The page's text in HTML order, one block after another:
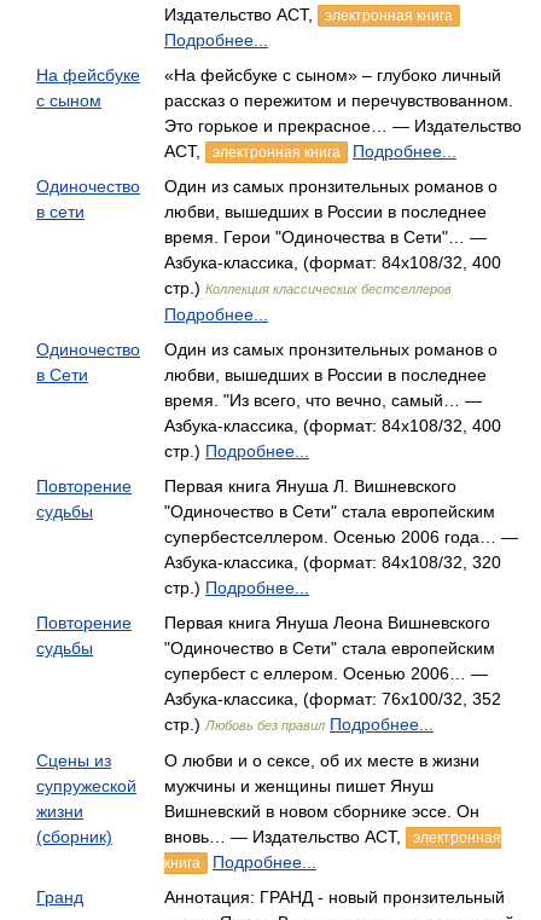
Издательство АСТ,
электронная книга
Подробнее...
На фейсбуке
с сыном
«На фейсбуке с сыном» – глубоко личный
рассказ о пережитом и перечувствованном.
Это горькое и прекрасное… — Издательство
АСТ,
электронная книга
Подробнее...
Одиночество
в сети
Один из самых пронзительных романов о
любви, вышедших в России в последнее
время. Герои "Одиночества в Сети"… —
Азбука-классика, (формат: 84x108/32, 400
стр.) Коллекция классических бестселлеров
Подробнее...
Одиночество
в Сети
Один из самых пронзительных романов о
любви, вышедших в России в последнее
время. "Из всего, что вечно, самый… —
Азбука-классика, (формат: 84x108/32, 400
стр.) Подробнее...
Повторение
судьбы
Первая книга Януша Л. Вишневского
"Одиночество в Сети" стала европейским
супербестселлером. Осенью 2006 года… —
Азбука-классика, (формат: 84x108/32, 320
стр.) Подробнее...
Повторение
судьбы
Первая книга Януша Леона Вишневского
"Одиночество в Сети" стала европейским
супербест c еллером. Осенью 2006… —
Азбука-классика, (формат: 76x100/32, 352
стр.) Любовь без правил Подробнее...
Сцены из
супружеской
жизни
(сборник)
О любви и о сексе, об их месте в жизни
мужчины и женщины пишет Януш
Вишневский в новом сборнике эссе. Он
вновь… — Издательство АСТ,
электронная
книга
Подробнее...
Гранд
Аннотация: ГРАНД - новый пронзительный